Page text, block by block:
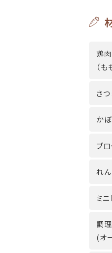
鶏肉
（も
さ
か
ブ
れ
ミニ
調
(オ